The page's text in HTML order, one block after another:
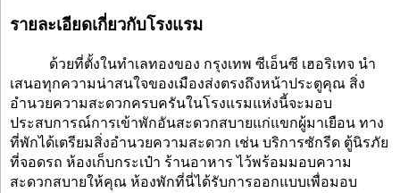
รายละเอียดเกี่ยวกับโรงแรม
ด้วยที่ตั้งในทำเลทองของ กรุงเทพ ซีเอ็นซี เฮอริเทจ นำ
เสนอทุกความน่าสนใจของเมืองส่งตรงถึงหน้าประตูคุณ สิ่ง
อำนวยความสะดวกครบครันในโรงแรมแห่งนี้จะมอบ
ประสบการณ์การเข้าพักอันสะดวกสบายแก่แขกผู้มาเยือน ทาง
ที่พักได้เตรียมสิ่งอำนวยความสะดวก เช่น บริการซักรีด ตู้นิรภัย
ที่จอดรถ ห้องเก็บกระเป๋า ร้านอาหาร ไว้พร้อมมอบความ
สะดวกสบายให้คุณ ห้องพักที่นี่ได้รับการออกแบบเพื่อมอบ